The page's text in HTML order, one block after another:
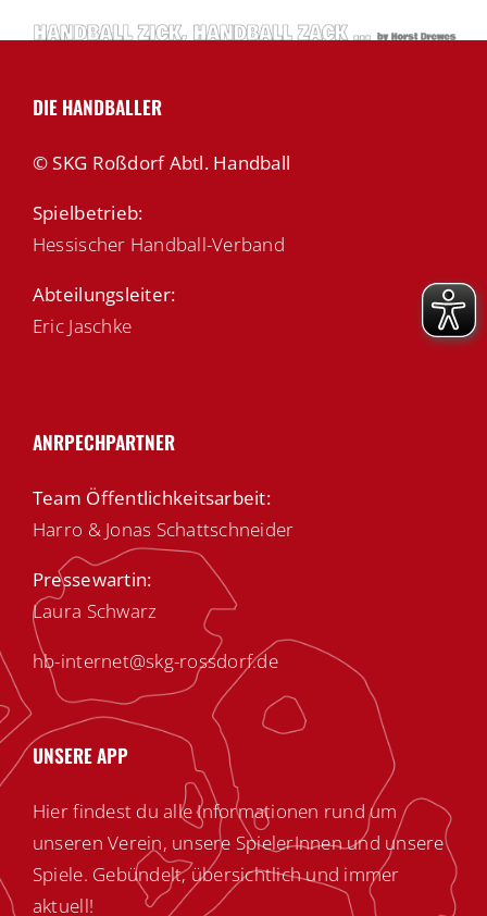
DIE HANDBALLER
© SKG Roßdorf Abtl. Handball
Spielbetrieb:
Hessischer Handball-Verband
Abteilungsleiter:
Eric Jaschke
ANRPECHPARTNER
Team Öffentlichkeitsarbeit:
Harro & Jonas Schattschneider
Pressewartin:
Laura Schwarz
hb-internet@skg-rossdorf.de
UNSERE APP
Hier findest du alle Informationen rund um
unseren Verein, unsere SpielerInnen und unsere
Spiele. Gebündelt, übersichtlich und immer
aktuell!